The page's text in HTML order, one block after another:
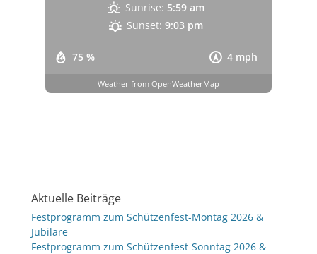
75 % 4 mph
Sunrise: 5:59 am
Sunset: 9:03 pm
Weather from OpenWeatherMap
Aktuelle Beiträge
Festprogramm zum Schützenfest-Montag 2026 &
Jubilare
Festprogramm zum Schützenfest-Sonntag 2026 &